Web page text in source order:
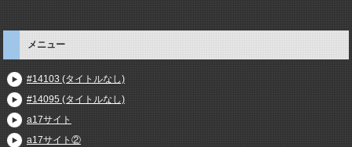
メニュー
#14103 (タイトルなし)
#14095 (タイトルなし)
a17サイト
a17サイト②